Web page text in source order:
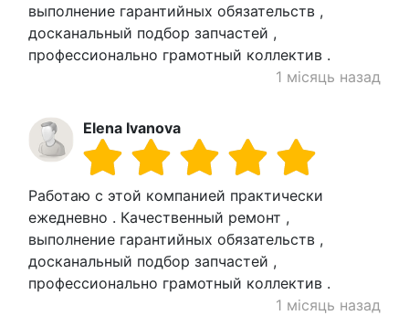
выполнение гарантийных обязательств ,
досканальный подбор запчастей ,
профессионально грамотный коллектив .
1 місяць назад
Elena Ivanova
Работаю с этой компанией практически
ежедневно . Качественный ремонт ,
выполнение гарантийных обязательств ,
досканальный подбор запчастей ,
профессионально грамотный коллектив .
1 місяць назад